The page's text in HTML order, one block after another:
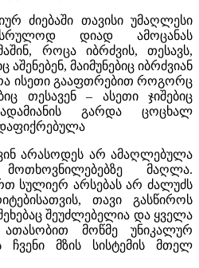
ძიებაში თავისი უმაღლესი
დიად ამოცანას
როცა იბრძვის, თესავს,
აშენებენ, მაიმუნებიც იბრძვიან
ისეთი გააფთრებით როგორც
თესავენ – ასეთი ჯიშებიც
გარდა ცოცხალ
არასოდეს არ ამაღლებულა
მაღლა.
სულიერ არსებას არ ძალუძს
თავი გასწიროს
შეუძლებელია და ყველა
მოწმე უნიკალურ
ჩვენი მზის სისტემის მთელ